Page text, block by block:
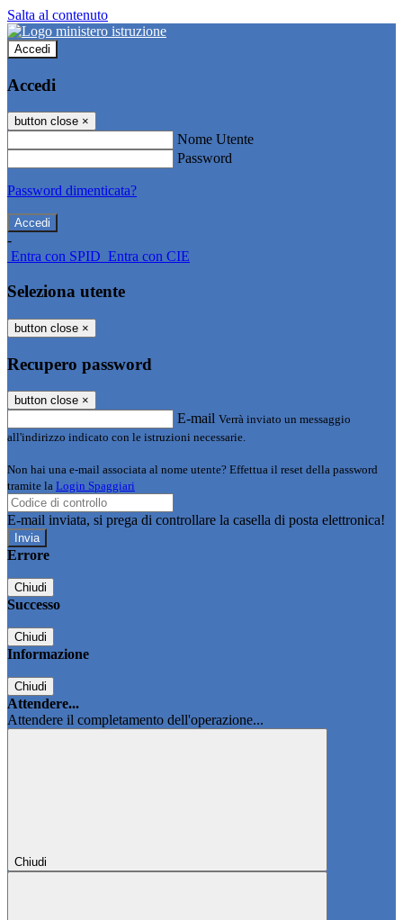
Salta al contenuto
Accedi
Accedi
button close ×
Nome Utente
Password
Password dimenticata?
-
Entra con SPID Entra con CIE
Seleziona utente
button close ×
Recupero password
button close ×
E-mail Verrà inviato un messaggio
all'indirizzo indicato con le istruzioni necessarie.
Non hai una e-mail associata al nome utente? Effettua il reset della password
tramite la Login Spaggiari
E-mail inviata, si prega di controllare la casella di posta elettronica!
Errore
Chiudi
Successo
Chiudi
Informazione
Chiudi
Attendere...
Attendere il completamento dell'operazione...
Chiudi